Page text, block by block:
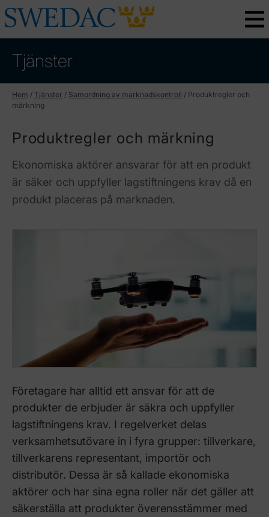
Tjänster
Hem / Tjänster / Samordning av marknadskontroll / Produktregler och
märkning
Produktregler och märkning
Ekonomiska aktörer ansvarar för att en produkt
är säker och uppfyller lagstiftningens krav då en
produkt placeras på marknaden.
Företagare har alltid ett ansvar för att de
produkter de erbjuder är säkra och uppfyller
lagstiftningens krav. I regelverket delas
verksamhetsutövare in i fyra grupper: tillverkare,
tillverkarens representant, importör och
distributör. Dessa är så kallade ekonomiska
aktörer och har sina egna roller när det gäller att
säkerställa att produkter överensstämmer med